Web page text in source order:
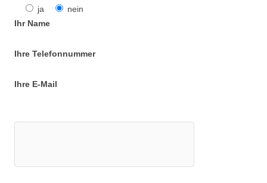
ja
nein
Ihr Name
Ihre Telefonnummer
Ihre E-Mail